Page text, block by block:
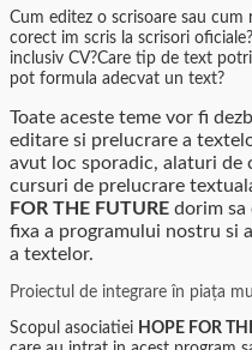
Cum editez o scrisoare sau cum
corect im scris la scrisori
inclusiv CV?Care tip de text
pot formula adecvat un text?
Toate aceste teme vor fi
editare si prelucrare a
avut loc sporadic, alaturi de
cursuri de prelucrare
FOR THE FUTURE dorim sa
fixa a programului nostru si
a textelor.
Proiectul de integrare în piața
Scopul asociatiei HOPE FOR